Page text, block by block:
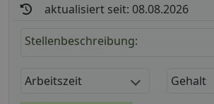
aktualisiert seit: 08.08.2026
Stellenbeschreibung:
Arbeitszeit Gehalt